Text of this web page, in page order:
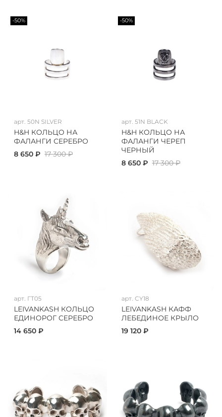
-50%
арт. 50N SILVER
H&H КОЛЬЦО НА
ФАЛАНГИ СЕРЕБРО
8 650 ₽ 17 300 ₽
-50%
арт. 51N BLACK
H&H КОЛЬЦО НА
ФАЛАНГИ ЧЕРЕП
ЧЕРНЫЙ
8 650 ₽ 17 300 ₽
арт. ГТ05
LEIVANKASH КОЛЬЦО
ЕДИНОРОГ СЕРЕБРО
14 650 ₽
арт. CY18
LEIVANKASH КАФФ
ЛЕБЕДИНОЕ КРЫЛО
19 120 ₽